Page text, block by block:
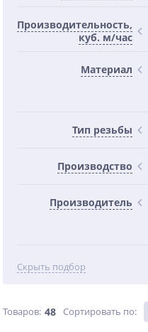
Производительность,
куб. м/час
Материал
Тип резьбы
Производство
Производитель
Скрыть подбор
Товаров: 48 Сортировать по: